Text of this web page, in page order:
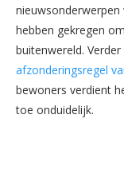
hebben gekregen
buitenwereld.
afzonderingsregel
bewoners verdient
toe onduidelijk.